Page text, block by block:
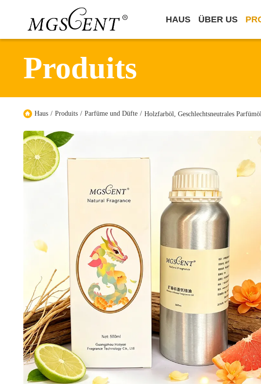
HAUS ÜBER US
Produits
Haus / Produits / Parfüme und Düfte / Holzfarböl, Geschlechtsneutrales